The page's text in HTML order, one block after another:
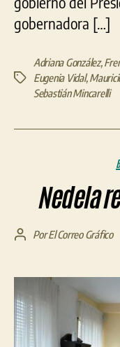
gobernadora […]
Etiquetas
Adriana González,
Eugenia Vidal,
Sebastián Mincarelli
Nedela
Autor
entrada
PorEl Correo Gráfico